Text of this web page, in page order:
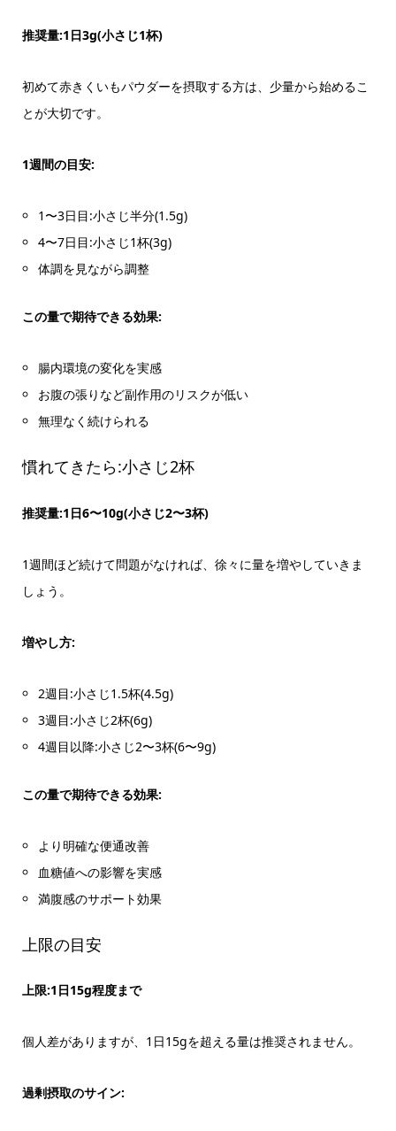
推奨量:1日3g(小さじ1杯)
初めて赤きくいもパウダーを摂取する方は、少量から始めるこ
とが大切です。
1週間の目安:
1〜3日目:小さじ半分(1.5g)
4〜7日目:小さじ1杯(3g)
体調を見ながら調整
この量で期待できる効果:
腸内環境の変化を実感
お腹の張りなど副作用のリスクが低い
無理なく続けられる
慣れてきたら:小さじ2杯
推奨量:1日6〜10g(小さじ2〜3杯)
1週間ほど続けて問題がなければ、徐々に量を増やしていきま
しょう。
増やし方:
2週目:小さじ1.5杯(4.5g)
3週目:小さじ2杯(6g)
4週目以降:小さじ2〜3杯(6〜9g)
この量で期待できる効果:
より明確な便通改善
血糖値への影響を実感
満腹感のサポート効果
上限の目安
上限:1日15g程度まで
個人差がありますが、1日15gを超える量は推奨されません。
過剰摂取のサイン: